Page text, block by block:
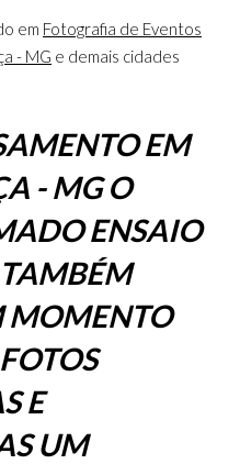
em Fotografia de Eventos
- MG e demais cidades
EM
- MG O
ENSAIO
MOMENTO
E
UM